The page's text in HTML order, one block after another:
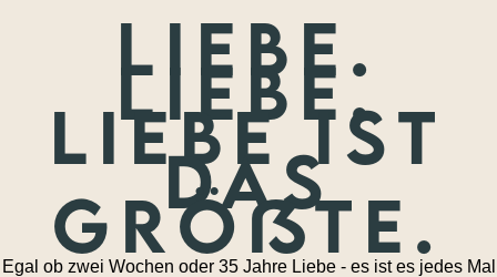
Liebe.
Liebe.
Liebe ist
das
größte.
Egal ob zwei Wochen oder 35 Jahre Liebe - es ist es jedes Mal